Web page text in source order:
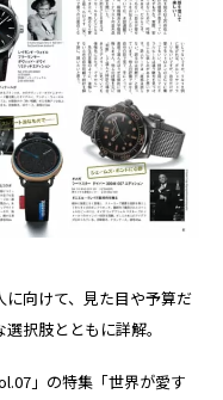
向けて、見た目や予算だ
択肢とともに詳解。
」の特集「世界が愛す